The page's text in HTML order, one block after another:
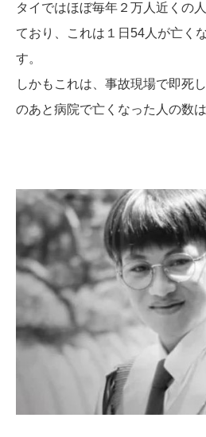
タイではほぼ毎年２万人近くの
ており、これは１日54人が亡く
す。
しかもこれは、事故現場で即死
のあと病院で亡くなった人の数